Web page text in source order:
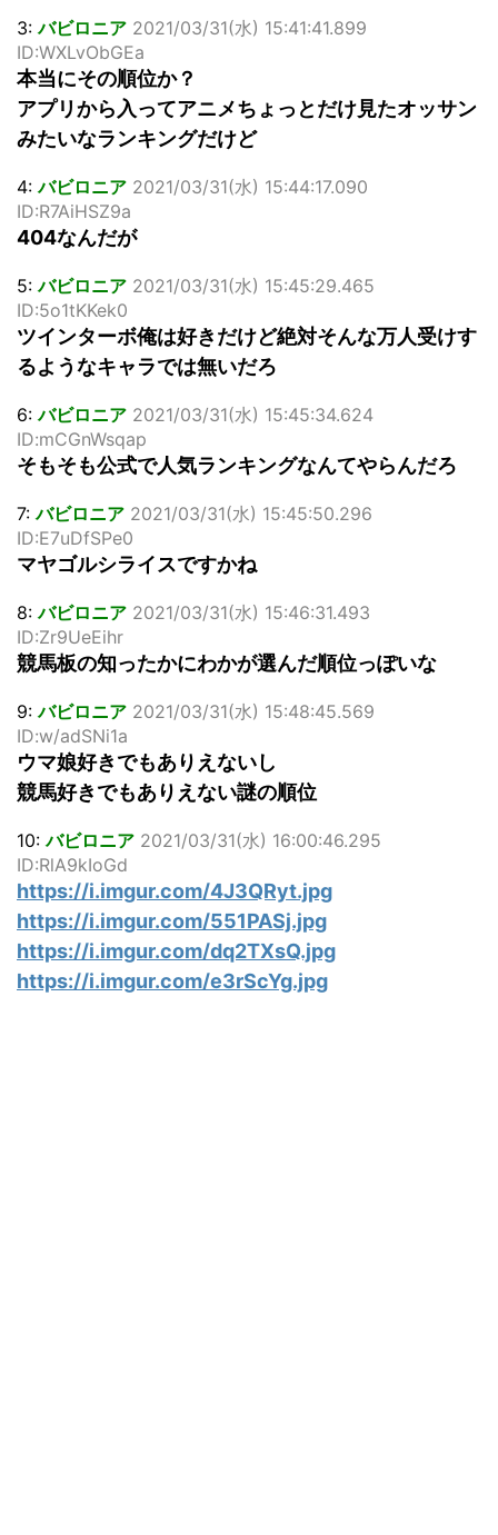
3:バビロニア 2021/03/31(水) 15:41:41.899
ID:WXLvObGEa
本当にその順位か？
アプリから入ってアニメちょっとだけ見たオッサン
みたいなランキングだけど
4:バビロニア 2021/03/31(水) 15:44:17.090
ID:R7AiHSZ9a
404なんだが
5:バビロニア 2021/03/31(水) 15:45:29.465
ID:5o1tKKek0
ツインターボ俺は好きだけど絶対そんな万人受けす
るようなキャラでは無いだろ
6:バビロニア 2021/03/31(水) 15:45:34.624
ID:mCGnWsqap
そもそも公式で人気ランキングなんてやらんだろ
7:バビロニア 2021/03/31(水) 15:45:50.296
ID:E7uDfSPe0
マヤゴルシライスですかね
8:バビロニア 2021/03/31(水) 15:46:31.493
ID:Zr9UeEihr
競馬板の知ったかにわかが選んだ順位っぽいな
9:バビロニア 2021/03/31(水) 15:48:45.569
ID:w/adSNi1a
ウマ娘好きでもありえないし
競馬好きでもありえない謎の順位
10:バビロニア 2021/03/31(水) 16:00:46.295
ID:RlA9kIoGd
https://i.imgur.com/4J3QRyt.jpg
https://i.imgur.com/551PASj.jpg
https://i.imgur.com/dq2TXsQ.jpg
https://i.imgur.com/e3rScYg.jpg